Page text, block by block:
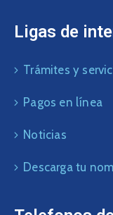
Ligas de
Trámites y
Pagos en línea
Noticias
Descarga tu